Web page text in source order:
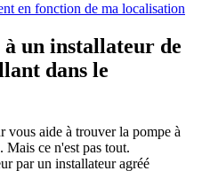
en fonction de ma localisation
un installateur de
dans le
vous aide à trouver la pompe à
ce n'est pas tout.
par un installateur agréé